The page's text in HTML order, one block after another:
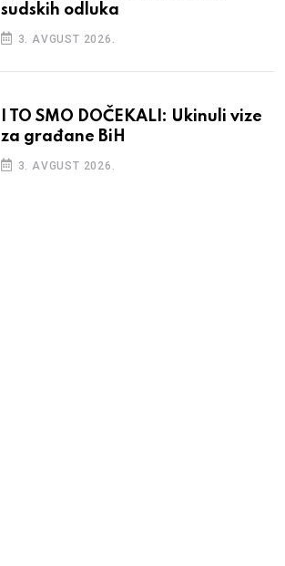
sudskih odluka
3. AVGUST 2026.
I TO SMO DOČEKALI: Ukinuli vize
za građane BiH
3. AVGUST 2026.